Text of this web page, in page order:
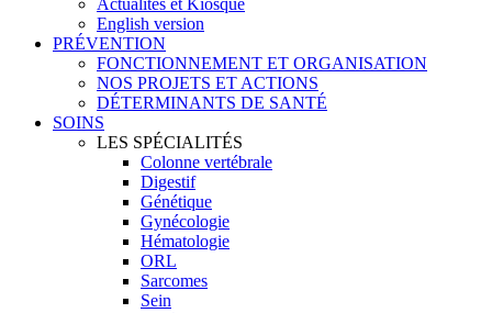
Actualités et Kiosque
English version
PRÉVENTION
FONCTIONNEMENT ET ORGANISATION
NOS PROJETS ET ACTIONS
DÉTERMINANTS DE SANTÉ
SOINS
LES SPÉCIALITÉS
Colonne vertébrale
Digestif
Génétique
Gynécologie
Hématologie
ORL
Sarcomes
Sein